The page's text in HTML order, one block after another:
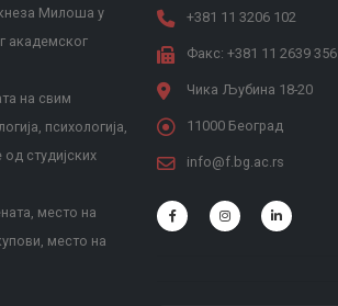
кнеза Милоша у
академског
на свим
психологија,
од студијских
место на
место на
+381 11 3206 102
Факс: +381 11 2639 356
Чика Љубина 18-20
11000 Београд
info@f.bg.ac.rs